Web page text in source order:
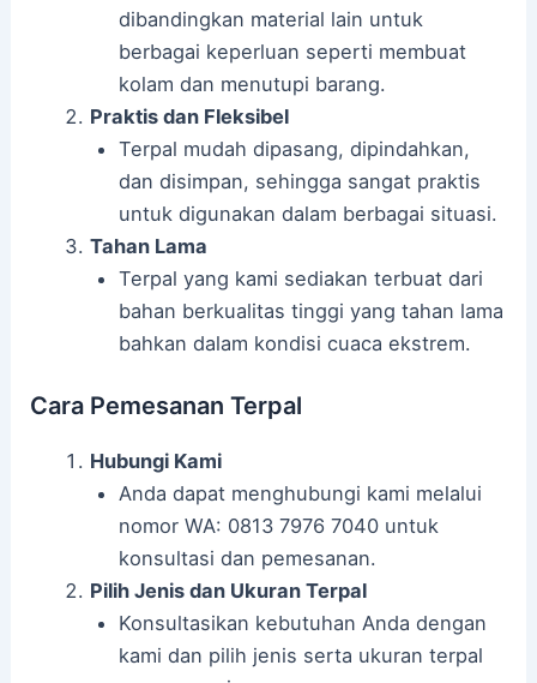
dibandingkan material lain untuk
berbagai keperluan seperti membuat
kolam dan menutupi barang.
Praktis dan Fleksibel
Terpal mudah dipasang, dipindahkan,
dan disimpan, sehingga sangat praktis
untuk digunakan dalam berbagai situasi.
Tahan Lama
Terpal yang kami sediakan terbuat dari
bahan berkualitas tinggi yang tahan lama
bahkan dalam kondisi cuaca ekstrem.
Cara Pemesanan Terpal
Hubungi Kami
Anda dapat menghubungi kami melalui
nomor WA: 0813 7976 7040 untuk
konsultasi dan pemesanan.
Pilih Jenis dan Ukuran Terpal
Konsultasikan kebutuhan Anda dengan
kami dan pilih jenis serta ukuran terpal